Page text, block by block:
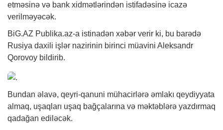
etməsinə və bank xidmətlərindən istifadəsinə icazə
verilməyəcək.
BiG.AZ Publika.az-a istinadən xəbər verir ki, bu barədə
Rusiya daxili işlər nazirinin birinci müavini Aleksandr
Qorovoy bildirib.
Bundan əlavə, qeyri-qanuni mühacirlərə əmlakı qeydiyyata
almaq, uşaqları uşaq bağçalarına və məktəblərə yazdırmaq
qadağan ediləcək.